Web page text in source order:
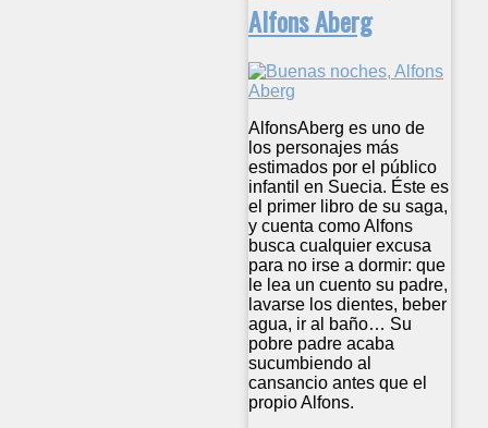
Alfons Aberg
AlfonsAberg es uno de
los personajes más
estimados por el público
infantil en Suecia. Éste es
el primer libro de su saga,
y cuenta como Alfons
busca cualquier excusa
para no irse a dormir: que
le lea un cuento su padre,
lavarse los dientes, beber
agua, ir al baño… Su
pobre padre acaba
sucumbiendo al
cansancio antes que el
propio Alfons.